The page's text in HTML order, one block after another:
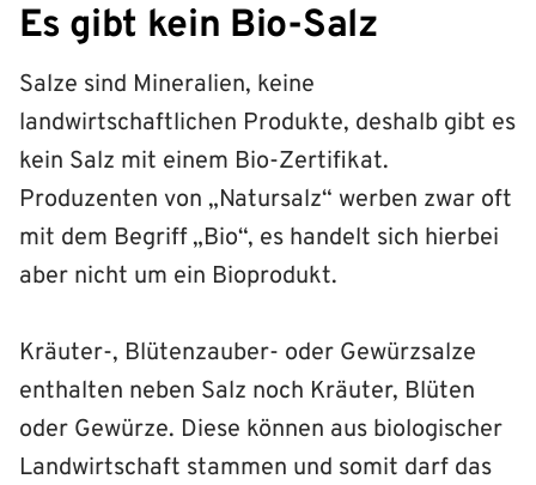
Es gibt kein Bio-Salz
Salze sind Mineralien, keine
landwirtschaftlichen Produkte, deshalb gibt es
kein Salz mit einem Bio-Zertifikat.
Produzenten von „Natursalz“ werben zwar oft
mit dem Begriff „Bio“, es handelt sich hierbei
aber nicht um ein Bioprodukt.
Kräuter-, Blütenzauber- oder Gewürzsalze
enthalten neben Salz noch Kräuter, Blüten
oder Gewürze. Diese können aus biologischer
Landwirtschaft stammen und somit darf das